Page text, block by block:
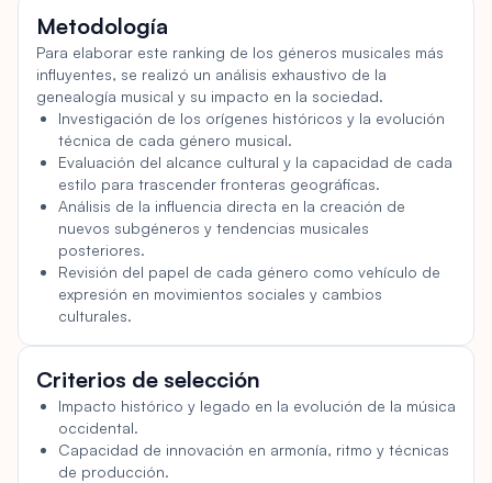
revolucionó el panorama musical, sino que también se
convirtió en un símbolo de la cultura juvenil, la rebelión y
el cambio social en la era posterior a la Segunda Guerra
Mundial. Las enérgicas interpretaciones y las melodías
pegadizas del rock and roll cautivaron a los adolescentes,
contribuyendo a su gran popularidad. El rock and roll
influyó en numerosos géneros posteriores, como el punk,
el metal y el grunge. Figuras clave como Chuck Berry, Elvis
Presley y Little Richard moldearon el género. La guitarra
eléctrica, el bajo eléctrico y la batería se convirtieron en
instrumentos centrales. El impacto del rock and roll se
extendió más allá de la música, influyendo en la moda, el
lenguaje y las actitudes. Desempeñó un papel importante
movimiento por los derechos civiles, atrayendo tanto a
adolescentes estadounidenses blancos como negros.
Con el tiempo, el rock and roll evolucionó en diversos
subgéneros, enriqueciendo aún más el panorama musical.
Metodología
Para elaborar este ranking de los géneros musicales más
influyentes, se realizó un análisis exhaustivo de la
genealogía musical y su impacto en la sociedad.
Investigación de los orígenes históricos y la evolución
técnica de cada género musical.
Evaluación del alcance cultural y la capacidad de cada
estilo para trascender fronteras geográficas.
Análisis de la influencia directa en la creación de
nuevos subgéneros y tendencias musicales
posteriores.
Revisión del papel de cada género como vehículo de
expresión en movimientos sociales y cambios
culturales.
Criterios de selección
Impacto histórico y legado en la evolución de la música
occidental.
Capacidad de innovación en armonía, ritmo y técnicas
de producción.